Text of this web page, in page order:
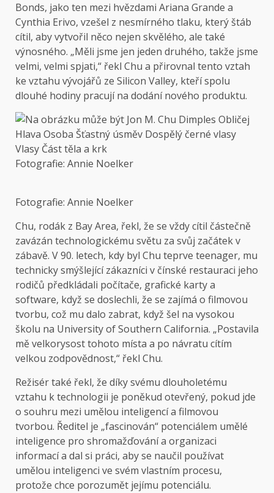
Bonds, jako ten mezi hvězdami Ariana Grande a
Cynthia Erivo, vzešel z nesmírného tlaku, který štáb
cítil, aby vytvořil něco nejen skvělého, ale také
výnosného. „Měli jsme jen jeden druhého, takže jsme
velmi, velmi spjati,“ řekl Chu a přirovnal tento vztah
ke vztahu vývojářů ze Silicon Valley, kteří spolu
dlouhé hodiny pracují na dodání nového produktu.
Fotografie: Annie Noelker
Fotografie: Annie Noelker
Chu, rodák z Bay Area, řekl, že se vždy cítil částečně
zavázán technologickému světu za svůj začátek v
zábavě. V 90. letech, kdy byl Chu teprve teenager, mu
technicky smýšlející zákazníci v čínské restauraci jeho
rodičů předkládali počítače, grafické karty a
software, když se doslechli, že se zajímá o filmovou
tvorbu, což mu dalo zabrat, když šel na vysokou
školu na University of Southern California. „Postavila
mě velkorysost tohoto místa a po návratu cítím
velkou zodpovědnost,“ řekl Chu.
Režisér také řekl, že díky svému dlouholetému
vztahu k technologii je poněkud otevřený, pokud jde
o souhru mezi umělou inteligencí a filmovou
tvorbou. Ředitel je „fascinován“ potenciálem umělé
inteligence pro shromažďování a organizaci
informací a dal si práci, aby se naučil používat
umělou inteligenci ve svém vlastním procesu,
protože chce porozumět jejímu potenciálu.